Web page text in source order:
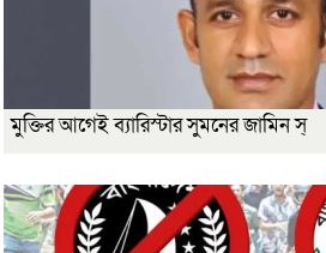
মুক্তির আগেই ব্যারিস্টার সুমনের জামিন স্